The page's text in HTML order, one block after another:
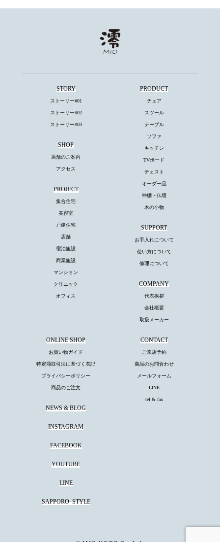
STORY
ストーリー#01
ストーリー#02
ストーリー#03
SHOP
店舗のご案内
アクセス
PRODUCT
チェア
スツール
テーブル
ソファ
キッチン
TVボード
チェスト
オーダー品
神棚・仏壇
木の小物
PROJECT
集合住宅
美容室
戸建住宅
店舗
宿泊施設
商業施設
マンション
クリニック
オフィス
SUPPORT
お手入れについて
使い方について
修理について
COMPANY
代表挨拶
会社概要
取扱メーカー
CONTACT
ご来店予約
商品のお問合わせ
メールフォーム
LINE
tel & fax
ONLINE SHOP
お買い物ガイド
特定商取引法に基づく表記
プライバシーポリシー
商品のご注文
NEWS & BLOG
INSTAGRAM
FACEBOOK
YOUTUBE
LINE
SAPPORO STYLE